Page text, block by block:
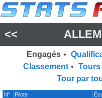
<<
Engagés •
Classement • Tours
Tour par
N° Pilote